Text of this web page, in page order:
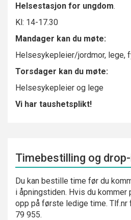
Helsestasjon for ungdom.
Kl: 14-17.30
Mandager kan du møte:
Helsesykepleier/jordmor,
Torsdager kan du møte:
Helsesykepleier og lege
Vi har taushetsplikt!
Timebestilling og
Du kan bestille time før du
i åpningstiden. Hvis du kommer
opp på første ledige time.
79 955.